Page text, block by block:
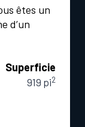
êtes un
d’un
Superficie
919 pi2